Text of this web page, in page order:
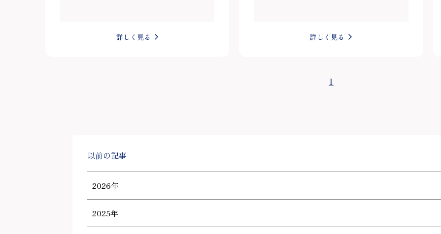
詳しく見る 詳しく見る
1
以前の記事
2026年
2025年